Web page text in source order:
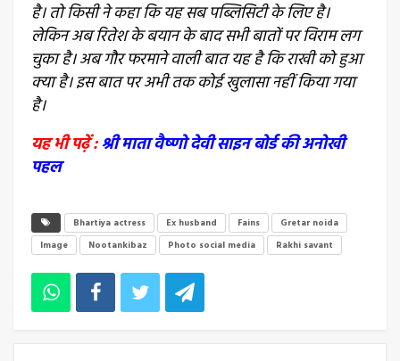
है। तो किसी ने कहा कि यह सब पब्लिसिटी के लिए है।
लेकिन अब रितेश के बयान के बाद सभी बातों पर विराम लग
चुका है। अब गौर फरमाने वाली बात यह है कि राखी को हुआ
क्या है। इस बात पर अभी तक कोई खुलासा नहीं किया गया
है।
यह भी पढ़ें :श्री माता वैष्णो देवी साइन बोर्ड की अनोखी
पहल
Bhartiya actress Ex husband Fains
Gretar noida
Image
Nootankibaz Photo social media Rakhi savant